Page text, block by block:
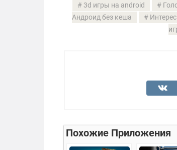
3d игры на android
Андроид без кеша
Похожие Приложения